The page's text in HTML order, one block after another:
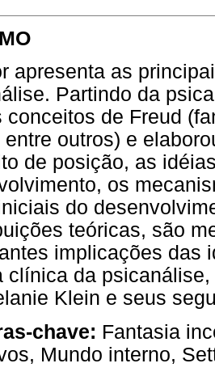
apresenta as
Partindo da
conceitos de Freud
entre outros) e
de posição, as
os
do
teóricas, são
implicações das
clínica da
Klein e seus
chave: Fantasia
Mundo interno,